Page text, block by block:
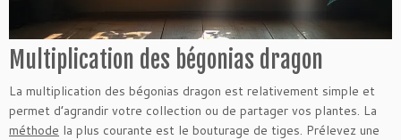
Multiplication des bégonias dragon
La multiplication des bégonias dragon est relativement simple et
permet d’agrandir votre collection ou de partager vos plantes. La
méthode la plus courante est le bouturage de tiges. Prélevez une